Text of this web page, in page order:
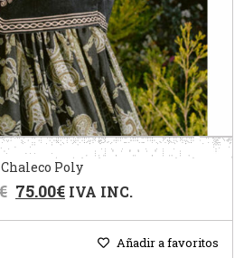
Chaleco Poly
75.00€ IVA INC.
Añadir a favoritos